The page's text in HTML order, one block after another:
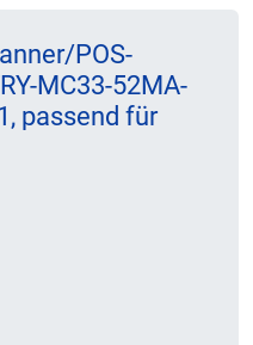
POS-
MC33-52MA-
passend für